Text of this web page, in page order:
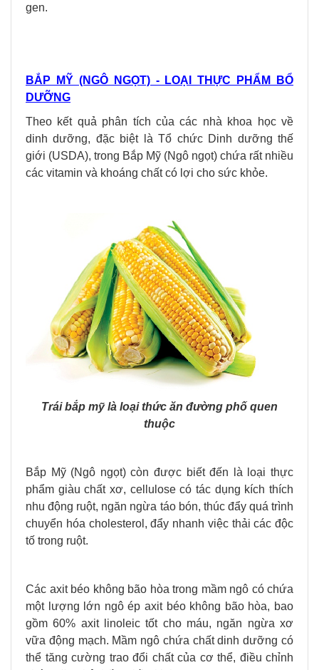
gen.
BẮP MỸ (NGÔ NGỌT) - LOẠI THỰC PHẨM BỔ
DƯỠNG
Theo kết quả phân tích của các nhà khoa học về
dinh dưỡng, đặc biệt là Tổ chức Dinh dưỡng thế
giới (USDA), trong Bắp Mỹ (Ngô ngọt) chứa rất nhiều
các vitamin và khoáng chất có lợi cho sức khỏe.
Trái bắp mỹ là loại thức ăn đường phố quen
thuộc
Bắp Mỹ (Ngô ngọt) còn được biết đến là loại thực
phẩm giàu chất xơ, cellulose có tác dụng kích thích
nhu động ruột, ngăn ngừa táo bón, thúc đẩy quá trình
chuyển hóa cholesterol, đẩy nhanh việc thải các độc
tố trong ruột.
Các axit béo không bão hòa trong mầm ngô có chứa
một lượng lớn ngô ép axit béo không bão hòa, bao
gồm 60% axit linoleic tốt cho máu, ngăn ngừa xơ
vữa động mạch. Mầm ngô chứa chất dinh dưỡng có
thể tăng cường trao đổi chất của cơ thể, điều chỉnh